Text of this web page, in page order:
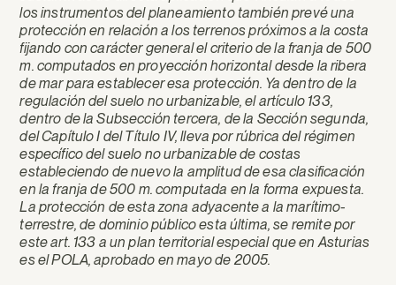
los instrumentos del planeamiento también prevé una
protección en relación a los terrenos próximos a la costa
fijando con carácter general el criterio de la franja de 500
m. computados en proyección horizontal desde la ribera
de mar para establecer esa protección. Ya dentro de la
regulación del suelo no urbanizable, el artículo 133,
dentro de la Subsección tercera, de la Sección segunda,
del Capítulo I del Título IV, lleva por rúbrica del régimen
específico del suelo no urbanizable de costas
estableciendo de nuevo la amplitud de esa clasificación
en la franja de 500 m. computada en la forma expuesta.
La protección de esta zona adyacente a la marítimo-
terrestre, de dominio público esta última, se remite por
este art. 133 a un plan territorial especial que en Asturias
es el POLA, aprobado en mayo de 2005.